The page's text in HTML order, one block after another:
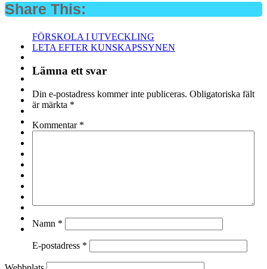
Share This:
Inläggsnavigering
FÖRSKOLA I UTVECKLING
LETA EFTER KUNSKAPSSYNEN
Lämna ett svar
Din e-postadress kommer inte publiceras. Obligatoriska fält
är märkta *
Kommentar *
Namn *
E-postadress *